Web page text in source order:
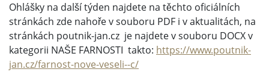
Ohlášky na další týden najdete na těchto oficiálních
stránkách zde nahoře v souboru PDF i v aktualitách, na
stránkách poutnik-jan.cz je najdete v souboru DOCX v
kategorii NAŠE FARNOSTI takto: https://www.poutnik-
jan.cz/farnost-nove-veseli--c/